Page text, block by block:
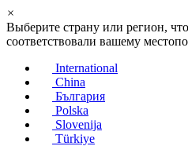
×
Выберите страну или регион,
соответствовали вашему
International
China
България
Polska
Slovenija
Türkiye